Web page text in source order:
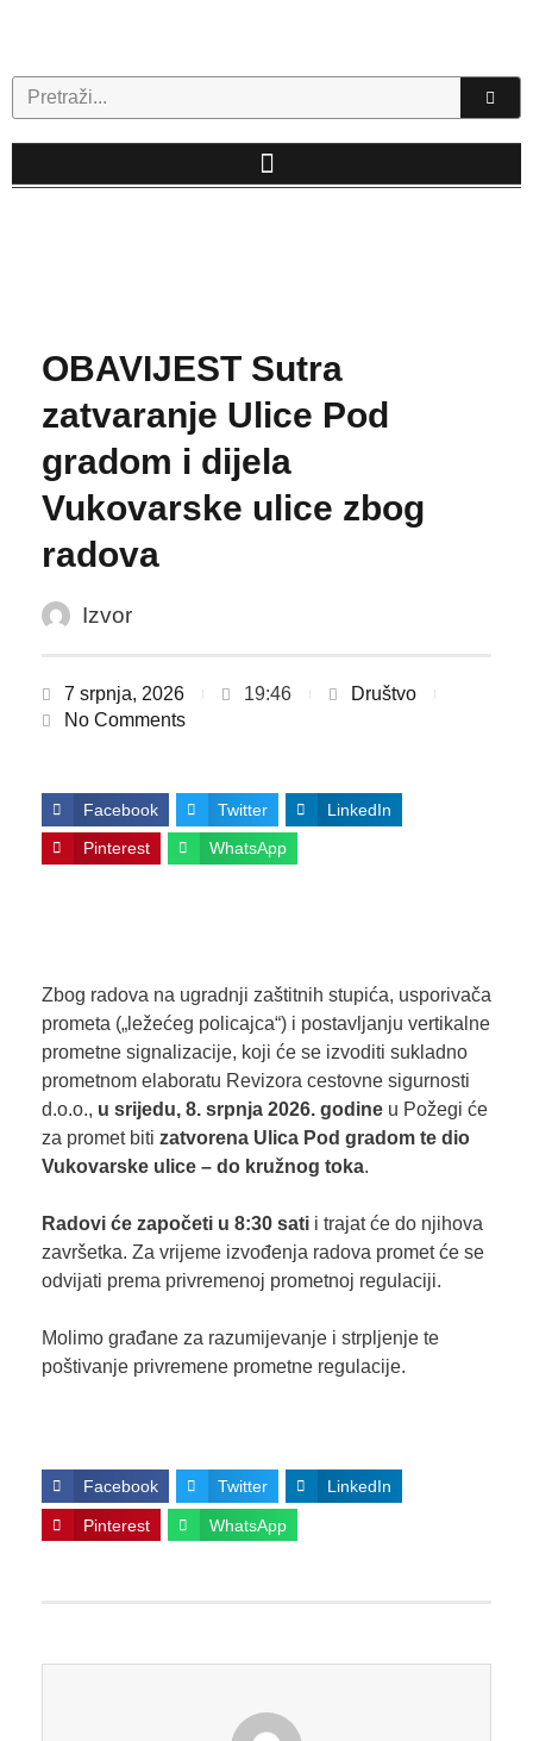
Search
OBAVIJEST Sutra
zatvaranje Ulice Pod
gradom i dijela
Vukovarske ulice zbog
radova
Izvor
7 srpnja, 2026 19:46
Društvo
No Comments
Facebook Twitter LinkedIn
Pinterest WhatsApp
Zbog radova na ugradnji zaštitnih stupića, usporivača
prometa („ležećeg policajca“) i postavljanju vertikalne
prometne signalizacije, koji će se izvoditi sukladno
prometnom elaboratu Revizora cestovne sigurnosti
d.o.o., u srijedu, 8. srpnja 2026. godineu Požegi će
za promet biti zatvorena Ulica Pod gradom te dio
Vukovarske ulice – do kružnog toka.
Radovi će započeti u 8:30 satii trajat će do njihova
završetka. Za vrijeme izvođenja radova promet će se
odvijati prema privremenoj prometnoj regulaciji.
Molimo građane za razumijevanje i strpljenje te
poštivanje privremene prometne regulacije.
Facebook Twitter LinkedIn
Pinterest WhatsApp